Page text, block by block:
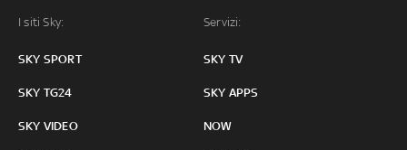
I siti Sky:
SKY SPORT
SKY TG24
SKY VIDEO
Servizi:
SKY TV
SKY APPS
NOW